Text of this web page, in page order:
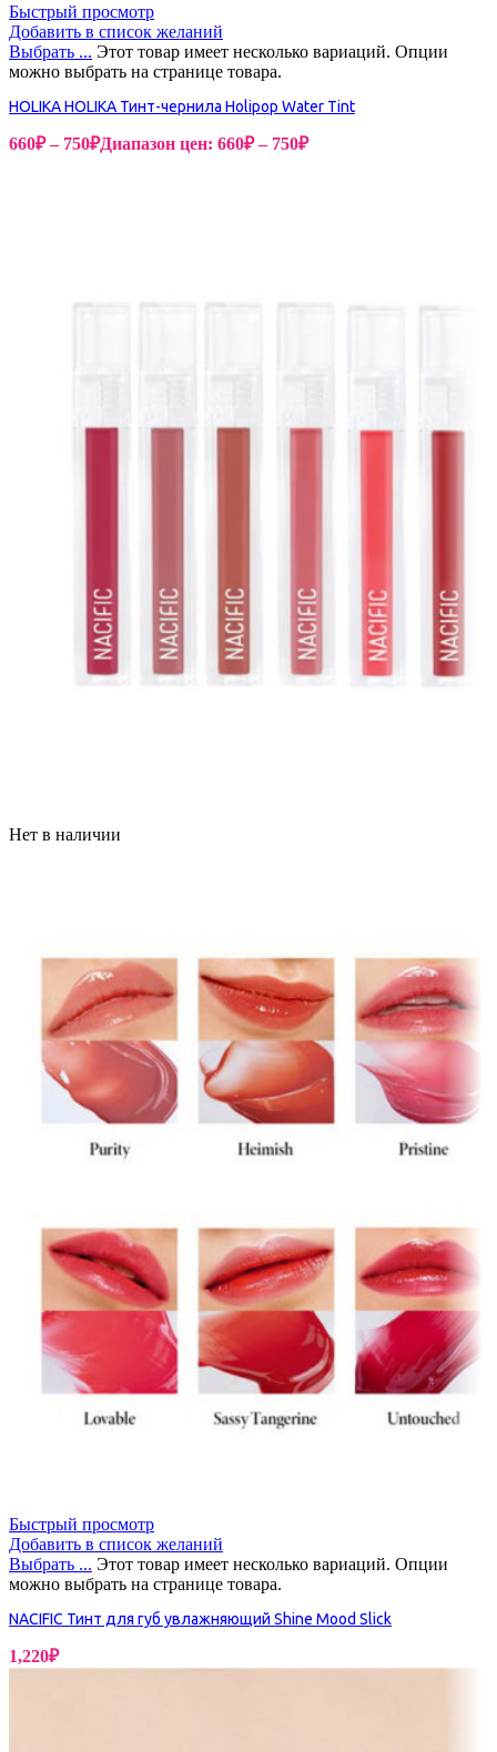
Быстрый просмотр
Добавить в список желаний
Выбрать ... Этот товар имеет несколько вариаций. Опции
можно выбрать на странице товара.
HOLIKA HOLIKA Тинт-чернила Holipop Water Tint
660₽ – 750₽Диапазон цен: 660₽ – 750₽
Нет в наличии
Быстрый просмотр
Добавить в список желаний
Выбрать ... Этот товар имеет несколько вариаций. Опции
можно выбрать на странице товара.
NACIFIC Тинт для губ увлажняющий Shine Mood Slick
1,220₽